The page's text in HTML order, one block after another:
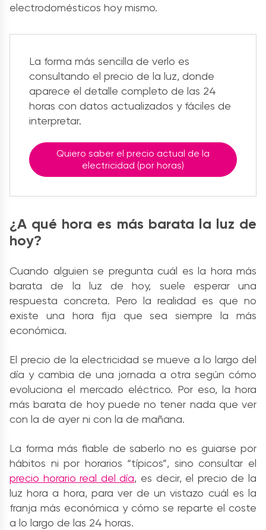
electrodomésticos hoy mismo.
La forma más sencilla de verlo es
consultando el precio de la luz, donde
aparece el detalle completo de las 24
horas con datos actualizados y fáciles de
interpretar.
Quiero saber el precio actual de la
electricidad (por horas)
¿A qué hora es más barata la luz de
hoy?
Cuando alguien se pregunta cuál es la hora más
barata de la luz de hoy, suele esperar una
respuesta concreta. Pero la realidad es que no
existe una hora fija que sea siempre la más
económica.
El precio de la electricidad se mueve a lo largo del
día y cambia de una jornada a otra según cómo
evoluciona el mercado eléctrico. Por eso, la hora
más barata de hoy puede no tener nada que ver
con la de ayer ni con la de mañana.
La forma más fiable de saberlo no es guiarse por
hábitos ni por horarios “típicos”, sino consultar el
precio horario real del día, es decir, el precio de la
luz hora a hora, para ver de un vistazo cuál es la
franja más económica y cómo se reparte el coste
a lo largo de las 24 horas.